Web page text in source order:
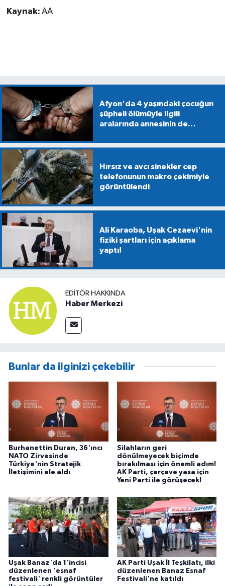
Kaynak: AA
Afyon'da 4 yaşındaki çocuğun
şüpheli ölümüyle ilgili
aralarında annesinin de
Hırsız ve avcı sinekler cep
telefonunun makro çekimiyle
görüntülendi
Ali Karaoba, Uşak Cezaevi'nin
fiziki şartları için açıklama
yaptı!
EDITÖR HAKKINDA
Haber Merkezi
Bunlar da ilginizi çekebilir
Burhanettin Duran, 36'ıncı
NATO Zirvesinde
Türkiye'nin Stratejik
İletişimini ele aldı
Silahların geri
dönülmeyecek biçimde
bırakılması için önemli adım!
AK Parti, çerçeve yasa için
Yeni Parti ile görüşecek!
Uşak Banaz'da 1'incisi
düzenlenen 'esnaf
festivali' renkli görüntüler
AK Parti Uşak İl Teşkilatı, ilki
düzenlenen Banaz Esnaf
Festivali'ne katıldı